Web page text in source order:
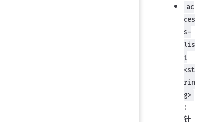
ac
ces
s-
lis
t
<st
rin
g>
：
针